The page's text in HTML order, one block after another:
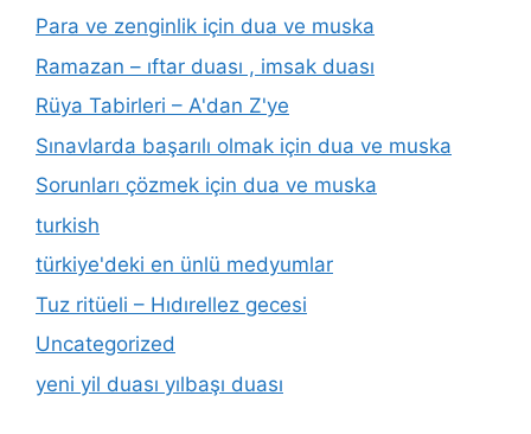
Para ve zenginlik için dua ve muska
Ramazan – ıftar duası , imsak duası
Rüya Tabirleri – A'dan Z'ye
Sınavlarda başarılı olmak için dua ve muska
Sorunları çözmek için dua ve muska
turkish
türkiye'deki en ünlü medyumlar
Tuz ritüeli – Hıdırellez gecesi
Uncategorized
yeni yil duası yılbaşı duası